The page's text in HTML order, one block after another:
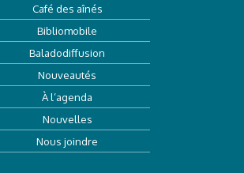
Café des aînés
Bibliomobile
Baladodiffusion
Nouveautés
À l’agenda
Nouvelles
Nous joindre